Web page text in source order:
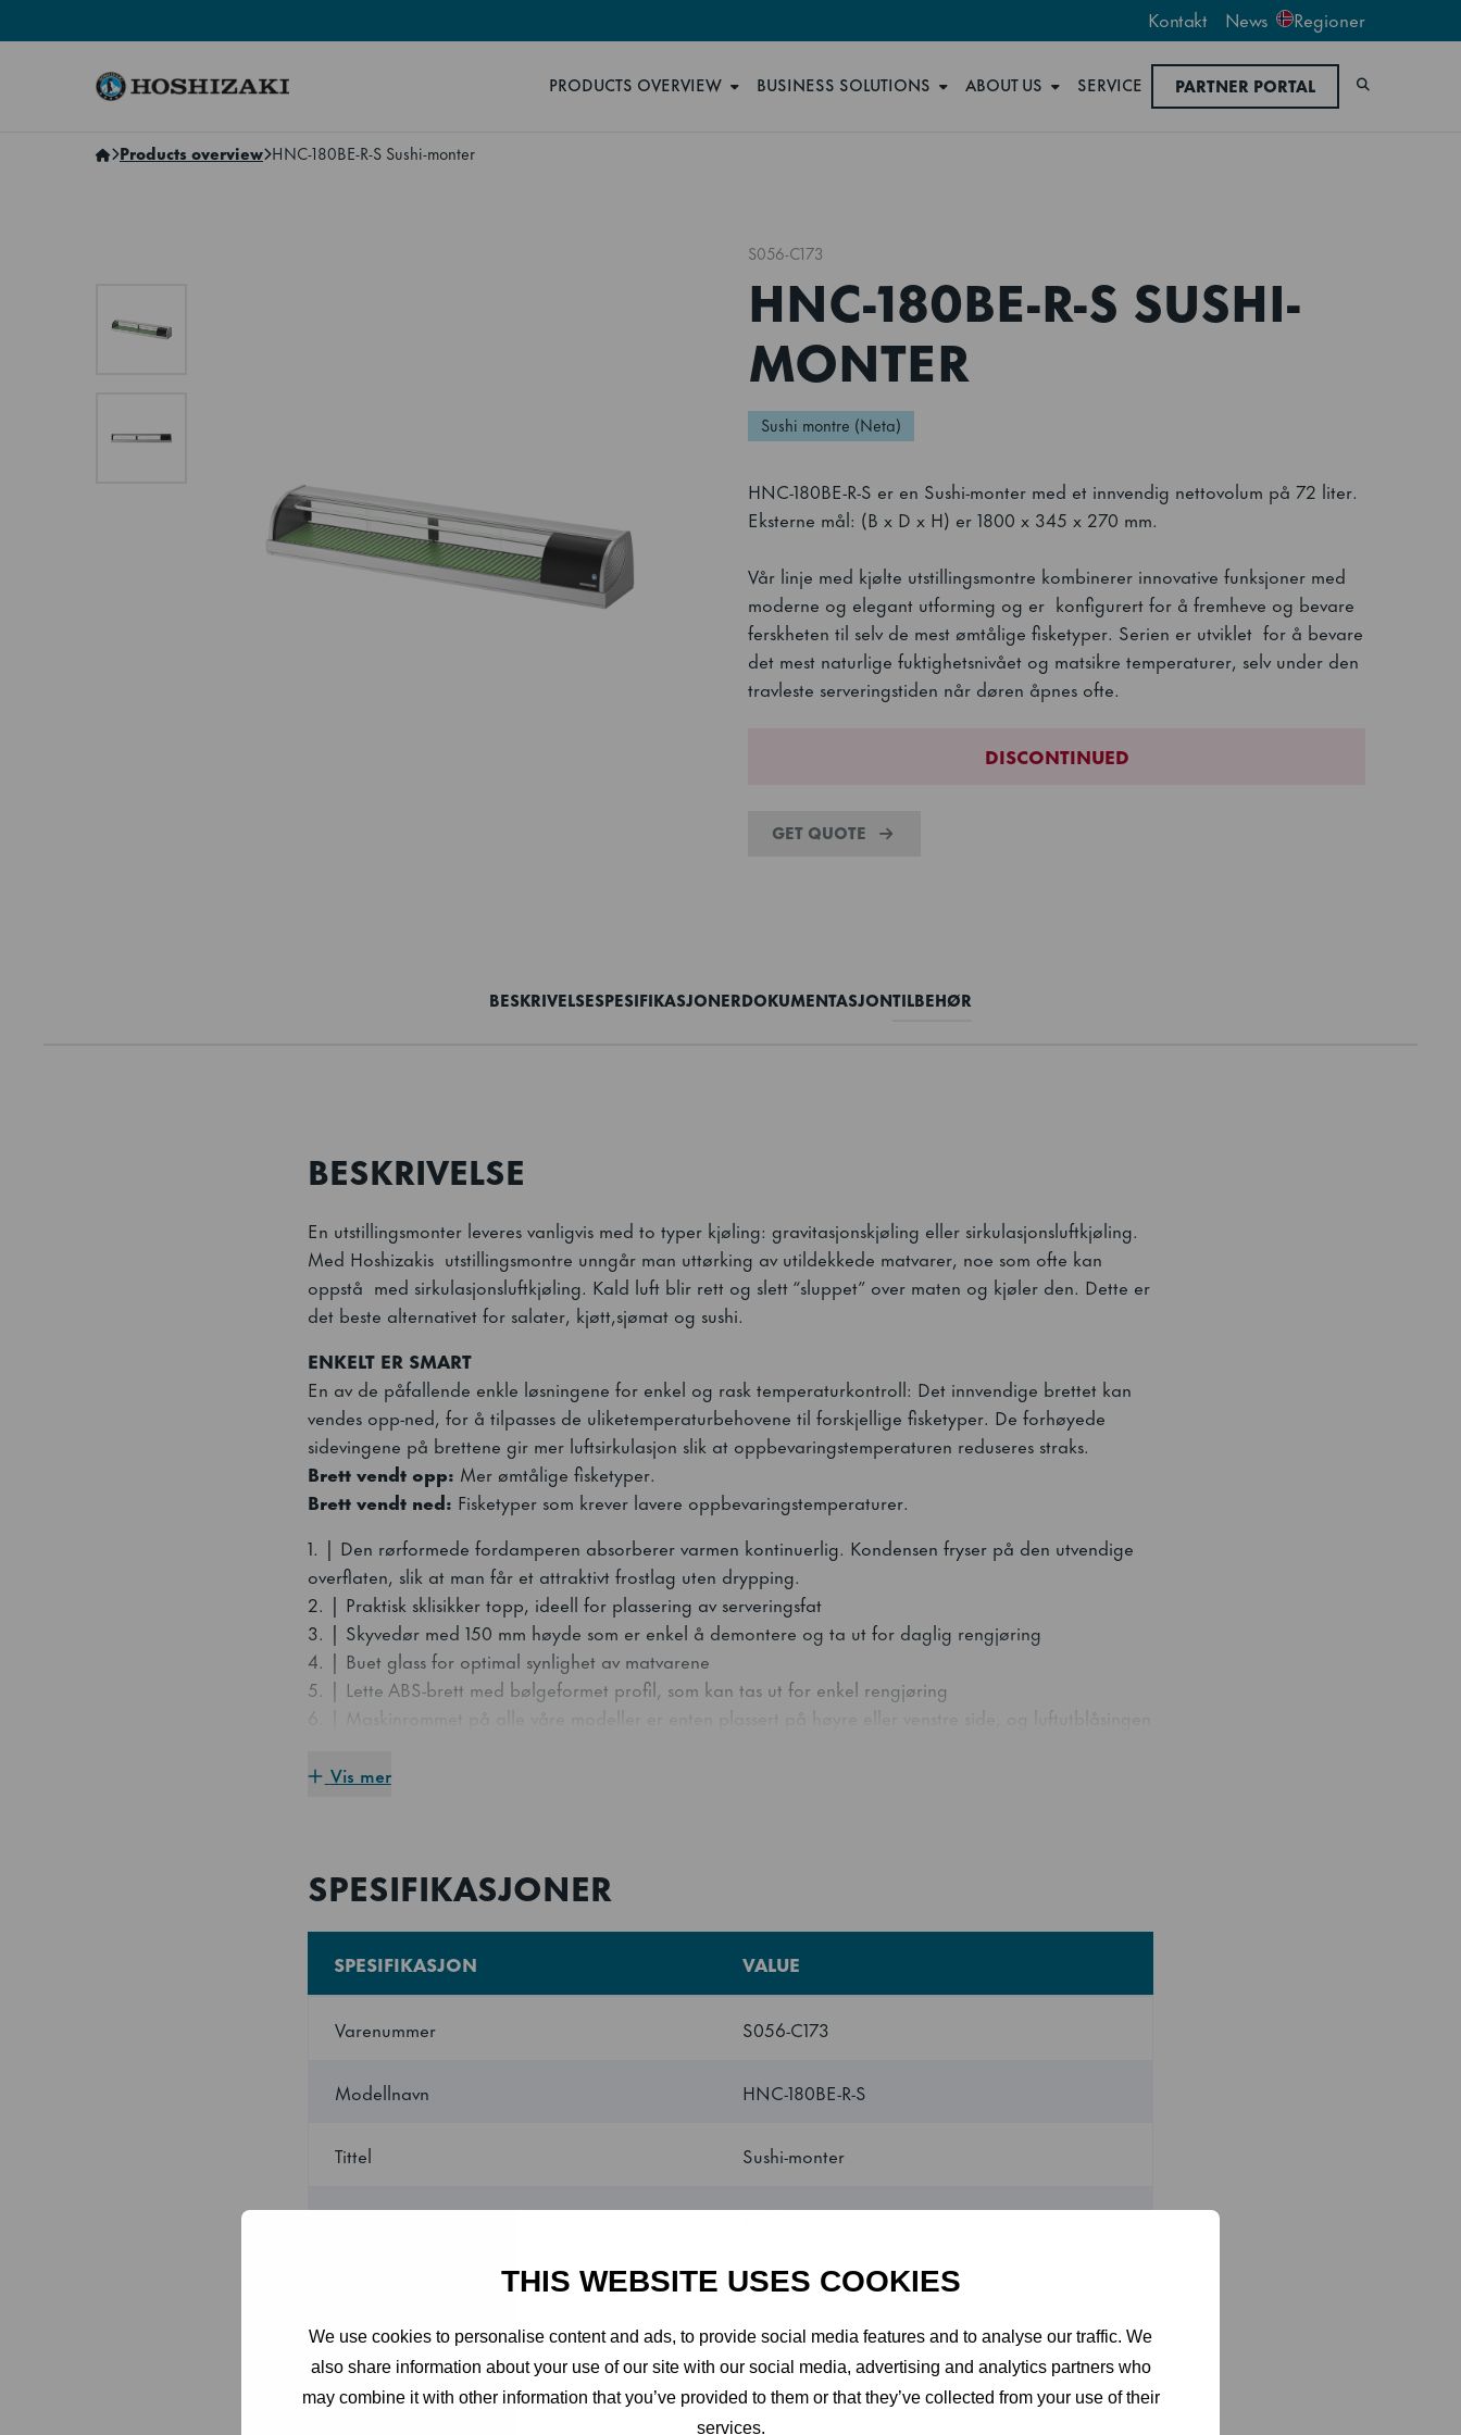
THIS WEBSITE USES COOKIES
We use cookies to personalise content and ads, to provide social media features and to analyse our traffic. We
also share information about your use of our site with our social media, advertising and analytics partners who
may combine it with other information that you’ve provided to them or that they’ve collected from your use of their
services.
Kontakt News Regioner
PRODUCTS OVERVIEW BUSINESS SOLUTIONS ABOUT US SERVICE PARTNER PORTAL Søk
Products overview HNC-180BE-R-S Sushi-monter
S056-C173
HNC-180BE-R-S SUSHI-
MONTER
Sushi montre (Neta)
HNC-180BE-R-S er en Sushi-monter med et innvendig nettovolum på 72 liter.
Eksterne mål: (B x D x H) er 1800 x 345 x 270 mm.
Vår linje med kjølte utstillingsmontre kombinerer innovative funksjoner med
moderne og elegant utforming og er konfigurert for å fremheve og bevare
ferskheten til selv de mest ømtålige fisketyper. Serien er utviklet for å bevare
det mest naturlige fuktighetsnivået og matsikre temperaturer, selv under den
travleste serveringstiden når døren åpnes ofte.
DISCONTINUED
GET QUOTE
BESKRIVELSESPESIFIKASJONERDOKUMENTASJONTILBEHØR
BESKRIVELSE
En utstillingsmonter leveres vanligvis med to typer kjøling: gravitasjonskjøling eller sirkulasjonsluftkjøling.
Med Hoshizakis utstillingsmontre unngår man uttørking av utildekkede matvarer, noe som ofte kan
oppstå med sirkulasjonsluftkjøling. Kald luft blir rett og slett “sluppet” over maten og kjøler den. Dette er
det beste alternativet for salater, kjøtt,sjømat og sushi.
ENKELT ER SMART
En av de påfallende enkle løsningene for enkel og rask temperaturkontroll: Det innvendige brettet kan
vendes opp-ned, for å tilpasses de uliketemperaturbehovene til forskjellige fisketyper. De forhøyede
sidevingene på brettene gir mer luftsirkulasjon slik at oppbevaringstemperaturen reduseres straks.
Brett vendt opp: Mer ømtålige fisketyper.
Brett vendt ned: Fisketyper som krever lavere oppbevaringstemperaturer.
1. | Den rørformede fordamperen absorberer varmen kontinuerlig. Kondensen fryser på den utvendige
overflaten, slik at man får et attraktivt frostlag uten drypping.
2. | Praktisk sklisikker topp, ideell for plassering av serveringsfat
3. | Skyvedør med 150 mm høyde som er enkel å demontere og ta ut for daglig rengjøring
4. | Buet glass for optimal synlighet av matvarene
5. | Lette ABS-brett med bølgeformet profil, som kan tas ut for enkel rengjøring
6. | Maskinrommet på alle våre modeller er enten plassert på høyre eller venstre side, og luftutblåsingen
Vis mer
SPESIFIKASJONER
SPESIFIKASJON VALUE
Varenummer S056-C173
Modellnavn HNC-180BE-R-S
Tittel Sushi-monter
Bredde 1800 mm
345 mm
Høyde 270 mm
Strømforbruk 0.15 kW